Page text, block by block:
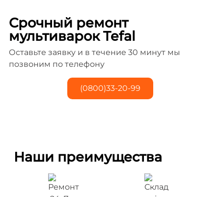
Срочный ремонт
мультиварок Tefal
Оставьте заявку и в течение 30 минут мы
позвоним по телефону
(0800)33-20-99
Наши преимущества